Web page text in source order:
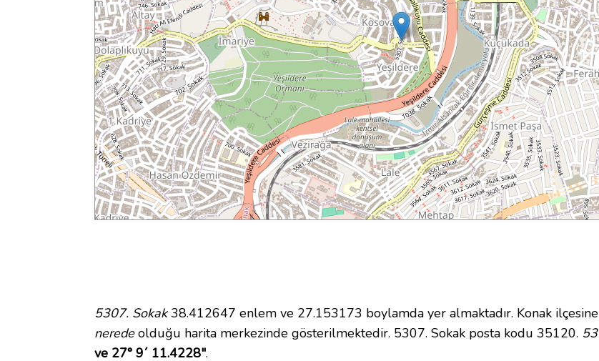
5307. Sokak38.412647 enlem ve 27.153173 boylamda yer almaktadır. Konak ilçesine
neredeolduğu harita merkezinde gösterilmektedir. 5307. Sokak posta kodu 35120.
ve 27° 9´ 11.4228".